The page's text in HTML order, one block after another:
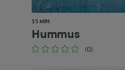
15 MIN.
Hummus
(0)